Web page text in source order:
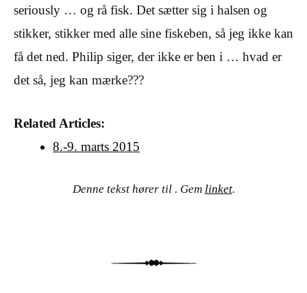
seriously … og rå fisk. Det sætter sig i halsen og
stikker, stikker med alle sine fiskeben, så jeg ikke kan
få det ned. Philip siger, der ikke er ben i … hvad er
det så, jeg kan mærke???
Related Articles:
8.-9. marts 2015
Denne tekst hører til . Gem linket.